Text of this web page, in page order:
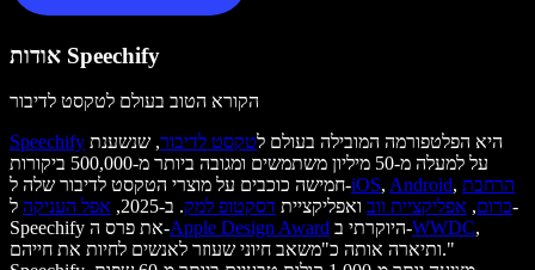
אודות Speechify
הקורא הטוב בעולם לטקסט לדיבור
Speechify
היא הפלטפורמה המובילה בעולם לטקסט לדיבור, שנשענת
על למעלה מ-50 מיליון משתמשים ומגובה ביותר מ-500,000 ביקורות
חמישה כוכבים על מוצרי הטקסט לדיבור שלה ל-iOS, Android, הרחבת
כרום, אפליקציית ווב ואפליקציית דסקטופ למק. ב-2025, אפל העניקה ל-
Speechify את פרס ה-Apple Design Award היוקרתי ב-WWDC,
ותיארה אותה כ"משאב חיוני שעוזר לאנשים לחיות את חייהם."